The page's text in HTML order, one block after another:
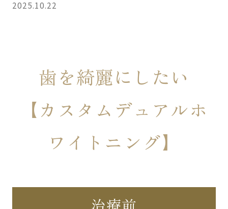
2025.10.22
歯を綺麗にしたい
【カスタムデュアルホ
ワイトニング】
治療前